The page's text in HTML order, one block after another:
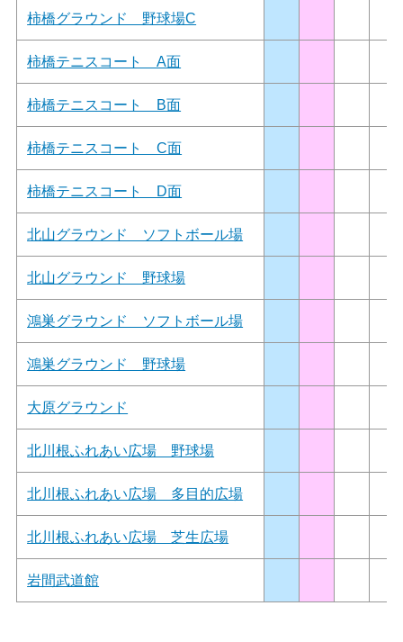
柿橋グラウンド 野球場C
柿橋テニスコート A面
柿橋テニスコート B面
柿橋テニスコート C面
柿橋テニスコート D面
北山グラウンド ソフトボール場
北山グラウンド 野球場
鴻巣グラウンド ソフトボール場
鴻巣グラウンド 野球場
大原グラウンド
北川根ふれあい広場 野球場
北川根ふれあい広場 多目的広場
北川根ふれあい広場 芝生広場
岩間武道館